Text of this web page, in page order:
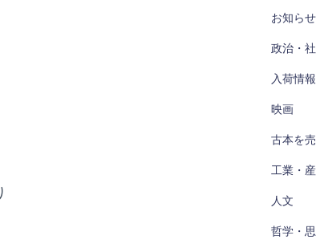
お知らせ
政治・
入荷情報
映画
古本を
工業・
人文
哲学・